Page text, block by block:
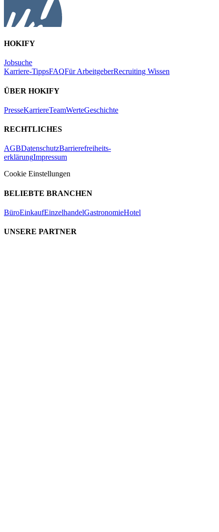
HOKIFY
Jobsuche
Karriere-TippsFAQFür ArbeitgeberRecruiting Wissen
ÜBER HOKIFY
PresseKarriereTeamWerteGeschichte
RECHTLICHES
AGBDatenschutzBarrierefreiheits-
erklärungImpressum
Cookie Einstellungen
BELIEBTE BRANCHEN
BüroEinkaufEinzelhandelGastronomieHotel
UNSERE PARTNER